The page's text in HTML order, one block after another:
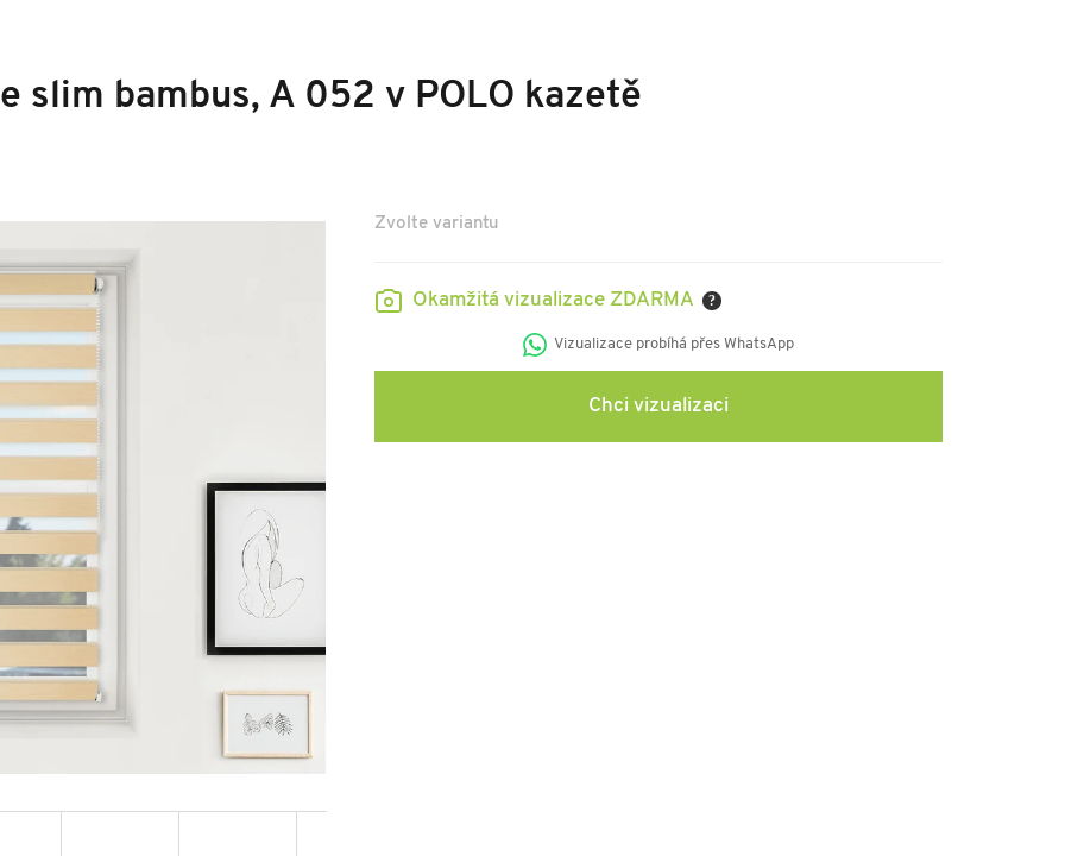
slim bambus, A 052 v POLO kazetě
Zvolte variantu
Okamžitá vizualizace ZDARMA ?
Vizualizace probíhá přes WhatsApp
Chci vizualizaci